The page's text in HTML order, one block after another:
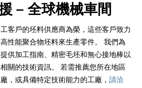
– 全球機械車間
客戶的坯料供應商為榮，這些客戶致力
性能聚合物坯料來生產零件。 我們為
供加工指南、精密毛坯和無心接地棒以
關的技術資訊。 若需推薦您所在地區
，或具備特定技術能力的工廠， 請洽